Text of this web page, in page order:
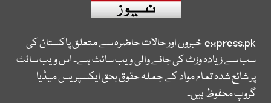
express.pkخبروں اور حالات حاضرہ سے متعلق پاکستان کی
سب سے زیادہ وزٹ کی جانے والی ویب سائٹ ہے۔ اس ویب سائٹ
پر شائع شدہ تمام مواد کے جملہ حقوق بحق ایکسپریس میڈیا
گروپ محفوظ ہیں۔